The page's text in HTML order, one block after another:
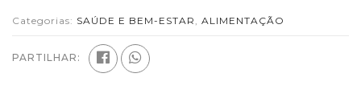
Categorias: SAÚDE E BEM-ESTAR , ALIMENTAÇÃO
PARTILHAR: